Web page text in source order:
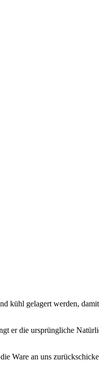
kühl gelagert werden,
er die ursprüngliche
Ware an uns